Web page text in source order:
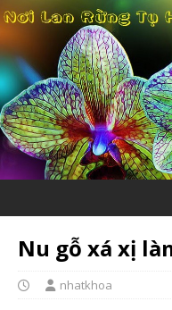
Nu gỗ xá xị
nhatkhoa